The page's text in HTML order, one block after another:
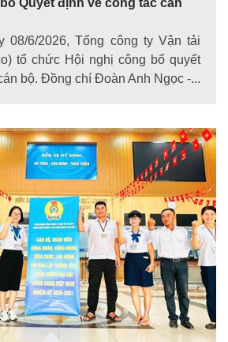
08/6/2026, Tổng công ty Vận tải
tổ chức Hội nghị công bố quyết
bộ. Đồng chí Đoàn Anh Ngọc -...